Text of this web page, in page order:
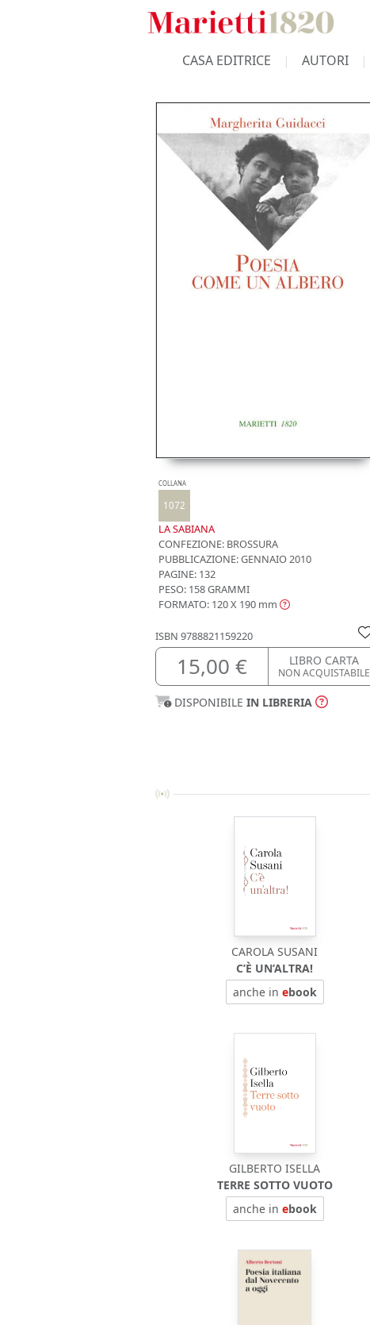
CASA EDITRICE AUTORI
COLLANA
1072
LA SABIANA
CONFEZIONE: BROSSURA
PUBBLICAZIONE:GENNAIO 2010
PAGINE: 132
PESO: 158 GRAMMI
FORMATO: 120 X 190 mm
ISBN 9788821159220
15,00 € LIBRO CARTA
NON ACQUISTABILE
DISPONIBILE IN LIBRERIA
CAROLA SUSANI
C’È UN’ALTRA!
anche in ebook
GILBERTO ISELLA
TERRE SOTTO VUOTO
anche in ebook